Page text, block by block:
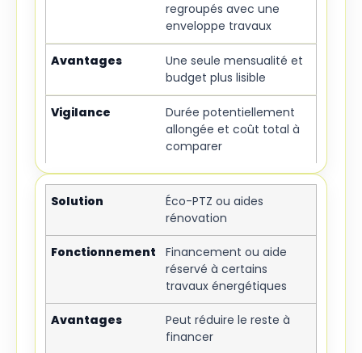
regroupés avec une
enveloppe travaux
Une seule mensualité et
budget plus lisible
Durée potentiellement
allongée et coût total à
comparer
Éco-PTZ ou aides
rénovation
Financement ou aide
réservé à certains
travaux énergétiques
Peut réduire le reste à
financer